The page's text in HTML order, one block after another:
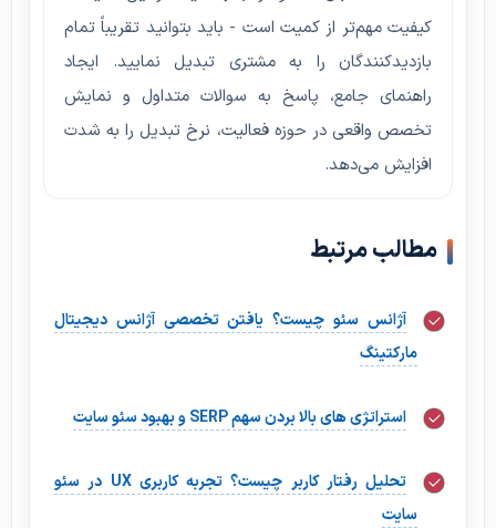
کیفیت مهم‌تر از کمیت است - باید بتوانید تقریباً تمام
بازدیدکنندگان را به مشتری تبدیل نمایید. ایجاد
راهنمای جامع، پاسخ به سوالات متداول و نمایش
تخصص واقعی در حوزه فعالیت، نرخ تبدیل را به شدت
افزایش می‌دهد.
مطالب مرتبط
آژانس سئو چیست؟ یافتن تخصصی آژانس دیجیتال
مارکتینگ
استراتژی های بالا بردن سهم SERP و بهبود سئو سایت
تحلیل رفتار کاربر چیست؟ تجربه کاربری UX در سئو
سایت